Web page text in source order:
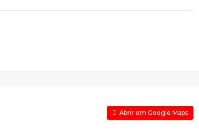
Abrir em Google Maps